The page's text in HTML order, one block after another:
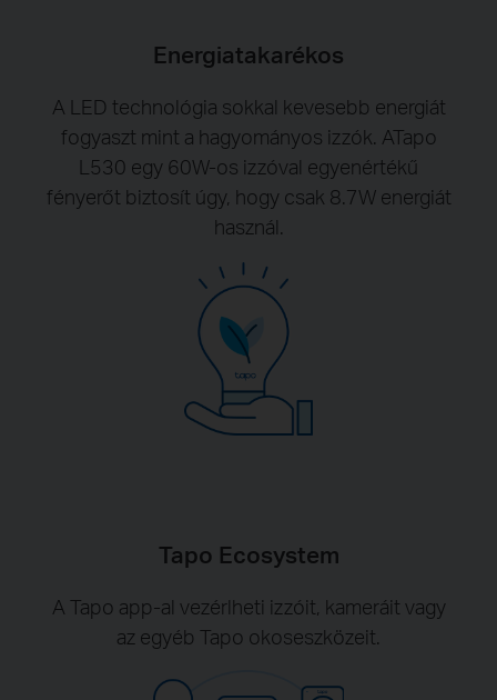
Energiatakarékos
A LED technológia sokkal kevesebb energiát
fogyaszt mint a hagyományos izzók. ATapo
L530 egy 60W-os izzóval egyenértékű
fényerőt biztosít úgy, hogy csak 8.7W energiát
használ.
Tapo Ecosystem
A Tapo app-al vezérlheti izzóit, kameráit vagy
az egyéb Tapo okoseszközeit.